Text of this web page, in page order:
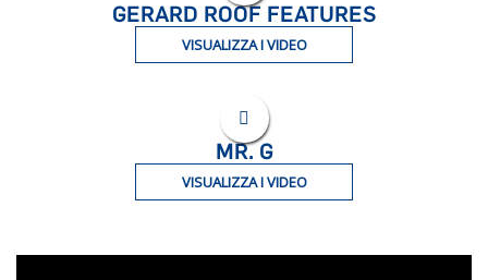
GERARD ROOF FEATURES
VISUALIZZA I VIDEO
MR. G
VISUALIZZA I VIDEO